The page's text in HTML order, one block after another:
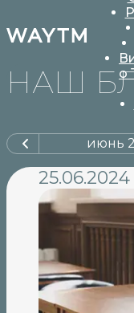
о
НАШ
июнь
25.06.2024